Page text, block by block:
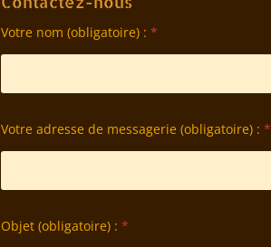
Votre nom (obligatoire) :*
Votre adresse de messagerie (obligatoire) :*
Objet (obligatoire) :*